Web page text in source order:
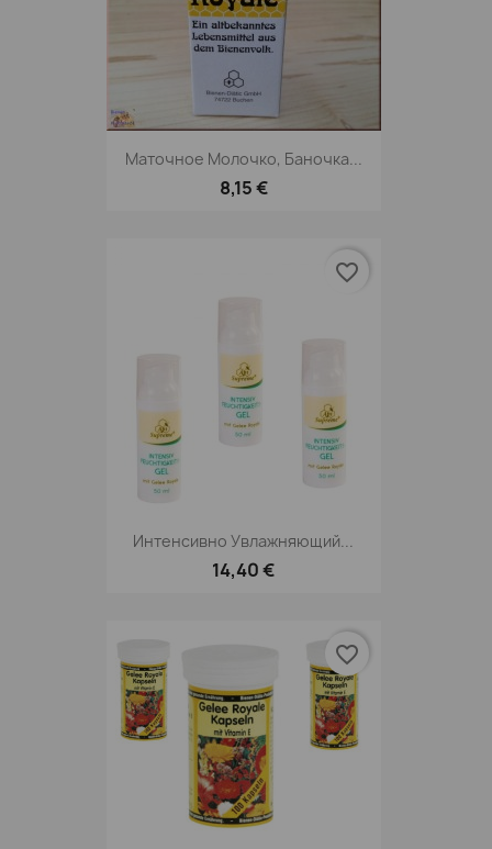
Маточное Молочко, Баночка...
8,15 €
Интенсивно Увлажняющий...
14,40 €
favorite_border
favorite_border